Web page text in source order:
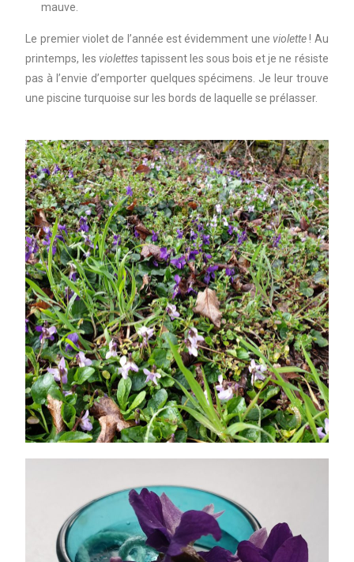
mauve.
Le premier violet de l’année est évidemment une violette! Au
printemps, les violettestapissent les sous bois et je ne résiste
pas à l’envie d’emporter quelques spécimens. Je leur trouve
une piscine turquoise sur les bords de laquelle se prélasser.